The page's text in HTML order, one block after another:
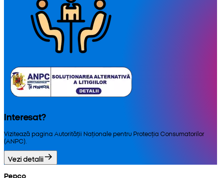
Interesat?
Vizitează pagina Autorității Naționale pentru Protecția Consumatorilor
(ANPC).
Vezi detalii
Pepco